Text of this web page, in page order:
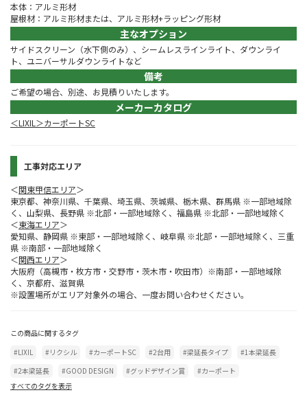
本体：アルミ形材
屋根材：アルミ形材または、アルミ形材+ラッピング形材
主なオプション
サイドスクリーン（水下側のみ）、シームレスラインライト、ダウンライ
ト、ユニバーサルダウンライトなど
備考
ご希望の場合、別途、お見積りいたします。
メーカーカタログ
＜LIXIL＞カーポートSC
工事対応エリア
＜関東甲信エリア＞
東京都、神奈川県、千葉県、埼玉県、茨城県、栃木県、群馬県 ※一部地域除
く、山梨県、長野県 ※北部・一部地域除く、福島県 ※北部・一部地域除く
＜東海エリア＞
愛知県、静岡県 ※東部・一部地域除く、岐阜県 ※北部・一部地域除く、三重
県 ※南部・一部地域除く
＜関西エリア＞
大阪府（高槻市・枚方市・交野市・茨木市・吹田市）※南部・一部地域除
く、京都府、滋賀県
※設置場所がエリア対象外の場合、一度お問い合わせください。
この商品に関するタグ
#LIXIL
#リクシル #カーポートSC #2台用 #梁延長タイプ
#1本梁延長
#2本梁延長
#GOOD DESIGN #グッドデザイン賞
#カーポート
すべてのタグを表示